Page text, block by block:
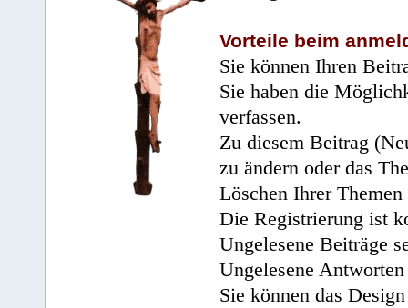
Vorteile beim
Sie können Ihren
Sie haben die
verfassen.
Zu diesem Beitrag
zu ändern oder das
Löschen Ihrer
Die Registrierung ist
Ungelesene Beiträge
Ungelesene
Sie können das